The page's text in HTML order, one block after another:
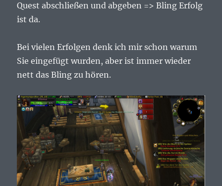
Quest abschließen und abgeben => Bling Erfolg
ist da.
Bei vielen Erfolgen denk ich mir schon warum
Sie eingefügt wurden, aber ist immer wieder
nett das Bling zu hören.